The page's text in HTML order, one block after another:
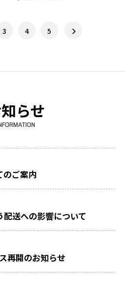
3 4 5
らせ
のご案内
送への影響について
再開のお知らせ